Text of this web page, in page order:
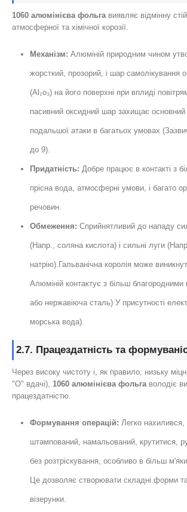
1060 алюмінієва фольга виявляє відмінну
атмосферної та хімічної корозії.
Механізм: Алюміній природним чином
жорсткий, прозорий, і шар самолікування
(Al₂o₃) на його поверхні при вплиді
пасивний оксидний шар захищає основний
подальшої атаки в багатьох умовах
до 9).
Придатність: Добре працює в контакті з
прісна вода, атмосферні умови, і багато
речовин.
Обмеження: Сприйнятливий до нападу
(Напр., соляна кислота) і сильні луги
натрію).Гальванічна королія може
Алюміній контактує з більш
або нержавіюча сталь) У присутності
морська вода).
2.7. Працездатність та
Через високу чистоту і, як правило, низьку
"O" вдачі), 1060 алюмінієва фольгаволодіє
працездатністю.
Формування операцій: Легко нахилився,
штампований, намальований, крутитися,
без розтріскування, особливо в більш
Це дозволяє створювати складні форми
візерунки.